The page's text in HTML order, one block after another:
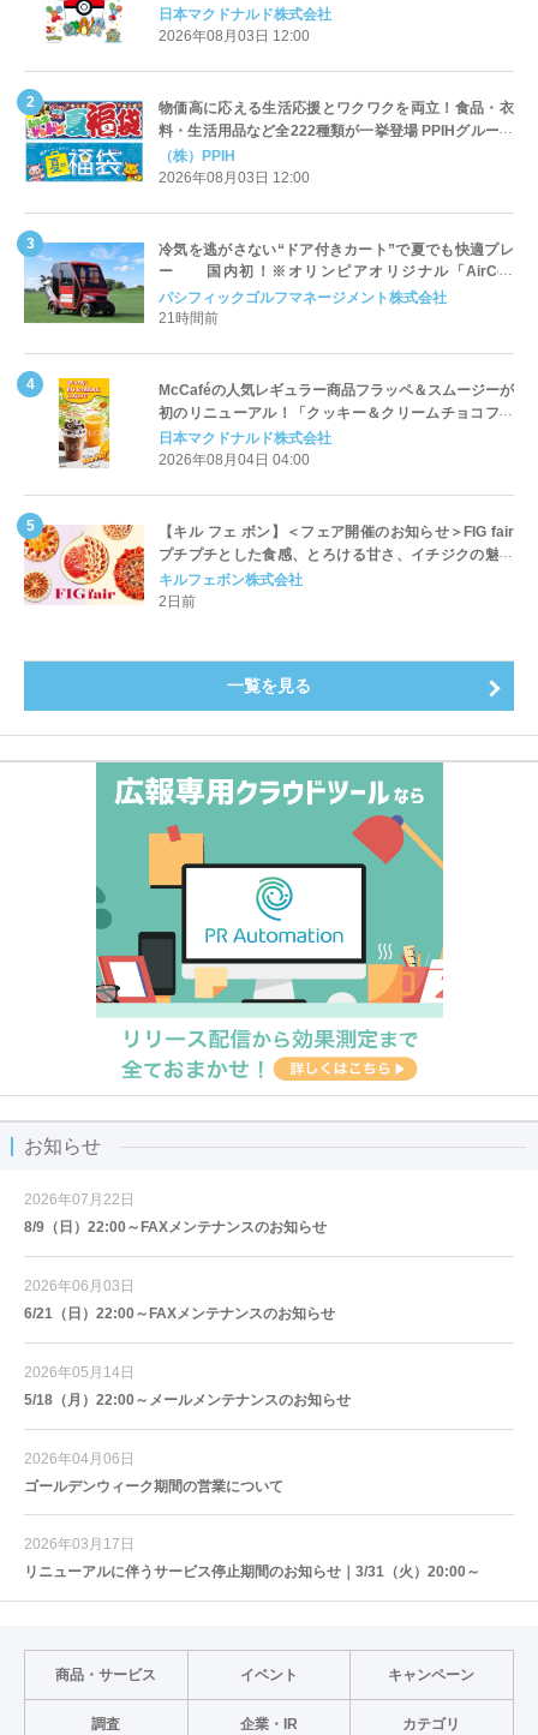
定登場
日本マクドナルド株式会社
2026年08月03日 12:00
物価高に応える生活応援とワクワクを両立！食品・衣
料・生活用品など全222種類が一挙登場 PPIHグループ
「夏福袋」＆セール 8月6日(木)より順次スタート
（株）PPIH
2026年08月03日 12:00
冷気を逃がさない“ドア付きカート”で夏でも快適プレ
ー 国内初！※オリンピアオリジナル「AirCon
Cart（エアコンカート）」導入 | ＰＧＭ
パシフィックゴルフマネージメント株式会社
21時間前
McCaféの人気レギュラー商品フラッペ＆スムージーが
初のリニューアル！「クッキー＆クリームチョコフラ
ッペ」「マンゴースムージー」8月5日（水）から販売
開始
日本マクドナルド株式会社
2026年08月04日 04:00
【キル フェ ボン】＜フェア開催のお知らせ＞FIG fair
プチプチとした食感、とろける甘さ、イチジクの魅力
をたっぷりと。新作を含め、イチジク尽くしの全4種が
登場8月20日（木）スタート
キルフェボン株式会社
2日前
一覧を見る
お知らせ
2026年07月22日
8/9（日）22:00～FAXメンテナンスのお知らせ
2026年06月03日
6/21（日）22:00～FAXメンテナンスのお知らせ
2026年05月14日
5/18（月）22:00～メールメンテナンスのお知らせ
2026年04月06日
ゴールデンウィーク期間の営業について
2026年03月17日
リニューアルに伴うサービス停止期間のお知らせ｜3/31（火）20:00～
商品・サービス イベント キャンペーン
調査 企業・IR カテゴリ